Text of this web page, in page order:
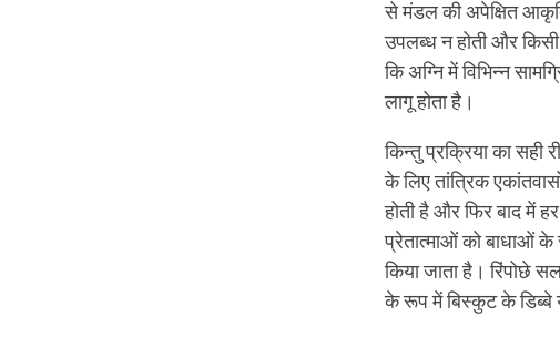
से मंडल की अपेक्षित
उपलब्ध न होती और
कि अग्नि में विभिन्न
लागू होता है।
किन्तु प्रक्रिया का सही
के लिए तांत्रिक
होती है और फिर बाद में
प्रेतात्माओं को बाधाओं
किया जाता है। रिंपोछे
के रूप में बिस्कुट के डिब्बे